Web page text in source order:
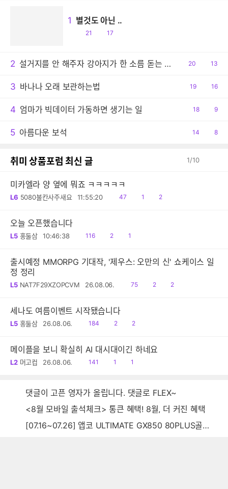
1 별것도 아닌 ..
공
21
댓
17
2 설거지를 안 해주자 강아지가 한 소름 돋는 행동
공
20
댓
13
3 바나나 오래 보관하는법
공
19
댓
16
4 엄마가 빅데이터 가동하면 생기는 일
공
18
댓
9
5 아름다운 보석
공
14
댓
8
취미 상품포럼 최신 글 1/10
미카엘라 양 옆에 뭐죠 ㅋㅋㅋㅋㅋ
L6 5080불칸사주새요 11:55:20
읽
47
공1
댓
2
오늘 오픈했습니다
L5 홍둘삼 10:46:38
읽
116
공
2
댓1
출시예정 MMORPG 기대작, '제우스: 오만의 신' 쇼케이스 일
정 정리
L5 NAT7F29XZOPCVM 26.08.06.
읽
75
공
2
댓
2
세나도 여름이벤트 시작됐습니다
L5 홍둘삼 26.08.06.
읽
184
공
2
댓
2
메이플을 보니 확실히 AI 대시대이긴 하네요
L2 머고컵 26.08.06.
읽
141
공1
댓1
댓글이 고픈 영자가 올립니다. 댓글로 FLEX~
<8월 모바일 출석체크> 통큰 혜택! 8월, 더 커진 혜택
[07.16~07.26] 앱코 ULTIMATE GX850 80PLUS골드 풀모듈러 ATX3.0 블랙